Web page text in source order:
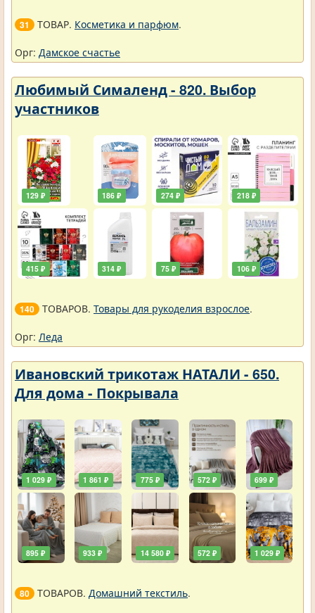
31 ТОВАР. Косметика и парфюм.
Орг: Дамское счастье
Любимый Сималенд - 820. Выбор
участников
129 ₽
415 ₽
186 ₽
314 ₽
274 ₽
75 ₽
218 ₽
106 ₽
140 ТОВАРОВ. Товары для рукоделия взрослое.
Орг: Леда
Ивановский трикотаж НАТАЛИ - 650.
Для дома - Покрывала
1 029 ₽
895 ₽
1 861 ₽
933 ₽
775 ₽
14 580 ₽
572 ₽
572 ₽
699 ₽
1 029 ₽
80 ТОВАРОВ. Домашний текстиль.